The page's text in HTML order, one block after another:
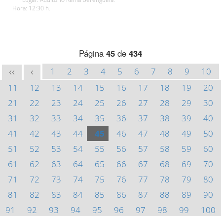
Hora: 12:30 h.
Página 45 de 434
<< < 1 2 3 4 5 6 7 8 9
10
11
12 13 14 15 16 17 18 19
20
21
22 23 24 25 26 27 28 29
30
31
32 33 34 35 36 37 38 39
40
41
42 43 44 45 46 47 48 49
50
51
52 53 54 55 56 57 58 59
60
61
62 63 64 65 66 67 68 69
70
71
72 73 74 75 76 77 78 79
80
81
82 83 84 85 86 87 88 89
90
91
92 93 94 95 96 97 98 99
100